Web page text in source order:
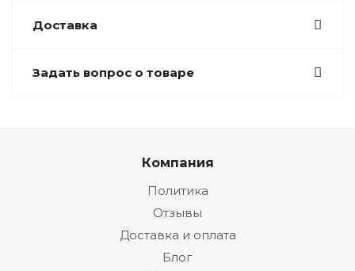
Доставка
Задать вопрос о товаре
Компания
Политика
Отзывы
Доставка и оплата
Блог